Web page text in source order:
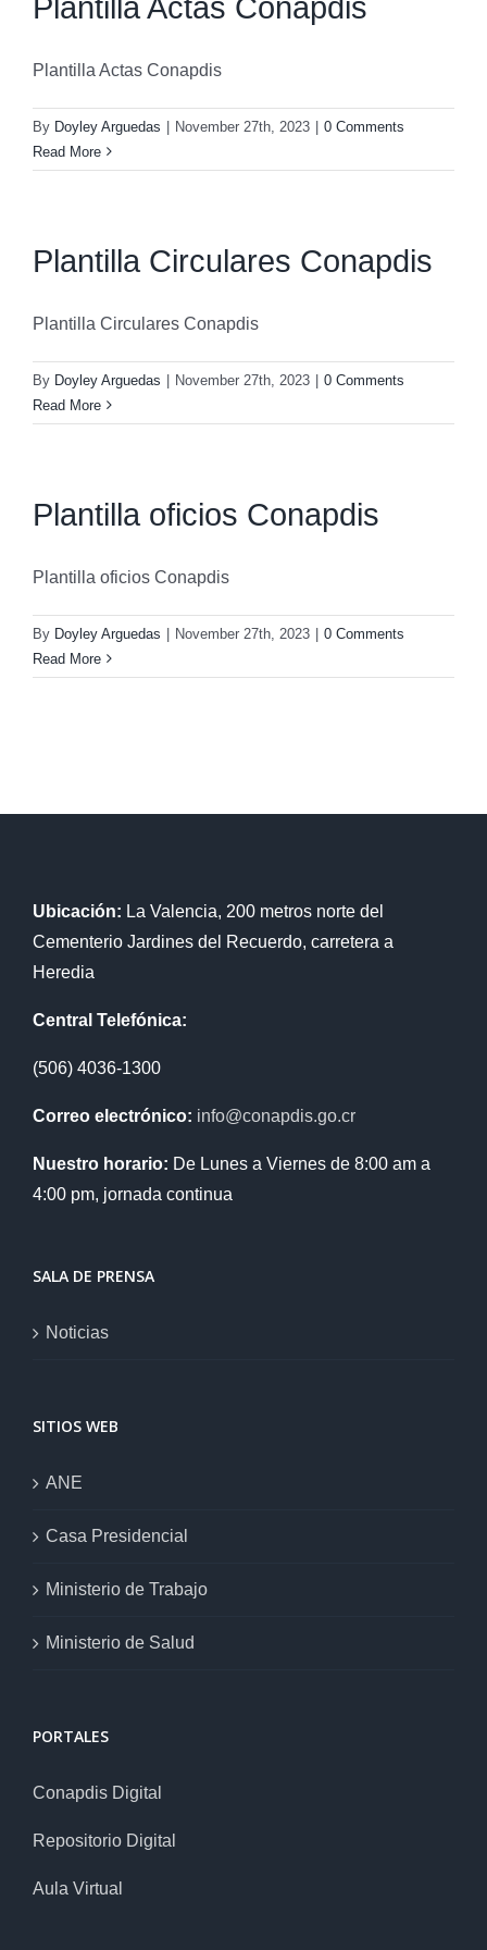
Plantilla Actas Conapdis
Plantilla Actas Conapdis
By Doyley Arguedas November 27th, 2023
0 Comments
Read More
Plantilla Circulares Conapdis
Plantilla Circulares Conapdis
By Doyley Arguedas November 27th, 2023
0 Comments
Read More
Plantilla oficios Conapdis
Plantilla oficios Conapdis
By Doyley Arguedas November 27th, 2023
0 Comments
Read More
Ubicación: La Valencia, 200 metros norte del
Cementerio Jardines del Recuerdo, carretera a
Heredia
Central Telefónica:
(506) 4036-1300
Correo electrónico: info@conapdis.go.cr
Nuestro horario: De Lunes a Viernes de 8:00 am a
4:00 pm, jornada continua
SALA DE PRENSA
Noticias
SITIOS WEB
ANE
Casa Presidencial
Ministerio de Trabajo
Ministerio de Salud
PORTALES
Conapdis Digital
Repositorio Digital
Aula Virtual